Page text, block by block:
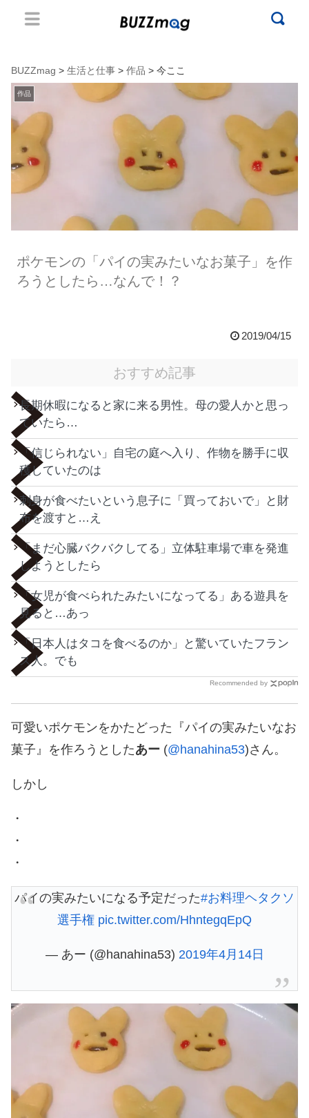
BUZZmag > 生活と仕事 > 作品 > 今ここ
作品
ポケモンの「パイの実みたいなお菓子」を作
ろうとしたら…なんで！？
2019/04/15
おすすめ記事
長期休暇になると家に来る男性。母の愛人かと思っ
ていたら…
「信じられない」自宅の庭へ入り、作物を勝手に収
穫していたのは
刺身が食べたいという息子に「買っておいで」と財
布を渡すと…え
「まだ心臓バクバクしてる」立体駐車場で車を発進
しようとしたら
「女児が食べられたみたいになってる」ある遊具を
見ると…あっ
「日本人はタコを食べるのか」と驚いていたフラン
ス人。でも
Recommended by
可愛いポケモンをかたどった『パイの実みたいなお
菓子』を作ろうとしたあー (@hanahina53)さん。
しかし
・
・
・
パイの実みたいになる予定だった#お料理ヘタクソ
選手権 pic.twitter.com/HhntegqEpQ
— あー (@hanahina53) 2019年4月14日